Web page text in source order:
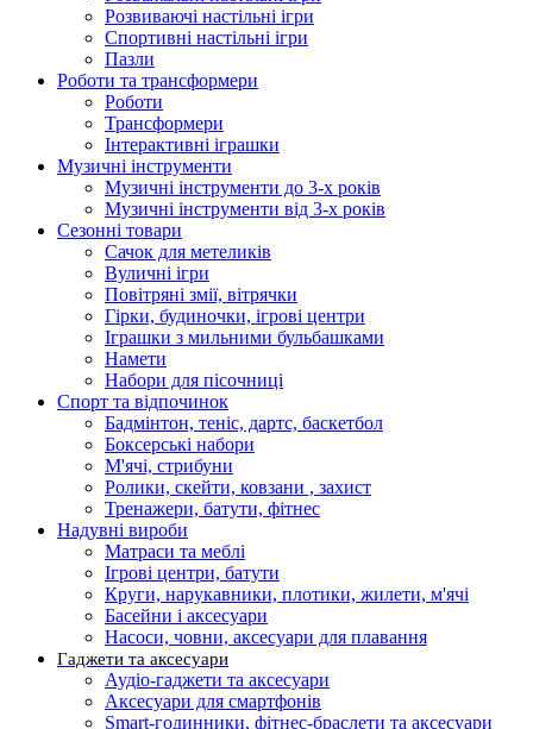
Розвиваючі настільні ігри
Спортивні настільні ігри
Пазли
Роботи та трансформери
Роботи
Трансформери
Інтерактивні іграшки
Музичні інструменти
Музичні інструменти до 3-х років
Музичні інструменти від 3-х років
Сезонні товари
Сачок для метеликів
Вуличні ігри
Повітряні змії, вітрячки
Гірки, будиночки, ігрові центри
Іграшки з мильними бульбашками
Намети
Набори для пісочниці
Спорт та відпочинок
Бадмінтон, теніс, дартс, баскетбол
Боксерські набори
М'ячі, стрибуни
Ролики, скейти, ковзани , захист
Тренажери, батути, фітнес
Надувні вироби
Матраси та меблі
Ігрові центри, батути
Круги, нарукавники, плотики, жилети, м'ячі
Басейни і аксесуари
Насоси, човни, аксесуари для плавання
Гаджети та аксесуари
Аудіо-гаджети та аксесуари
Аксесуари для смартфонів
Smart-годинники, фітнес-браслети та аксесуари